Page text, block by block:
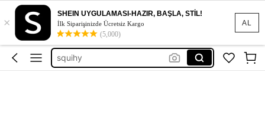
AL
×
SHEIN UYGULAMASI-HAZIR, BAŞLA, STİL!
İlk Siparişinizde Ücretsiz Kargo
(5,000)
squishy
abiye
elbise
squihy